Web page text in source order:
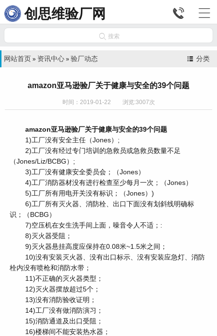
创思维验厂网 

 搜索
分类
网站首页 » 资讯中心 » 验厂动态
amazon亚马逊验厂关于健康与安全的39个问题
时间：2019-01-22 浏览:3007次
amazon亚马逊验厂关于健康与安全的39个问题
1)工厂没有安全主任（Jones）;
2)工厂没有经过专门培训的急救员或急救员数量不足
（Jones/Liz/BCBG）;
3)工厂没有健康安全委员会；（Jones）
4)工厂消防器材没有进行检查至少每月一次；（Jones）
5)工厂所有用电开关没有标识；（Jones）)
6)工厂所有灭火器、消防栓、出口下面没有划斜线明确标
识；（BCBG）
7)空压机在女生洗手间上面，噪音令人不适；:
8)灭火器受阻；
9)灭火器悬挂高度应保持在0.08米~1.5米之间；
10)没有安装灭火器、没有出口标示、没有安装应急灯、消防
栓内没有喷枪和消防水带；
11)不正确的灭火器类型；
12)灭火器摆放超过5个；
13)没有消防验收证明；
14)工厂没有做消防演习；
15)消防通道及出口受阻；
16)楼梯间不能安装热水器；